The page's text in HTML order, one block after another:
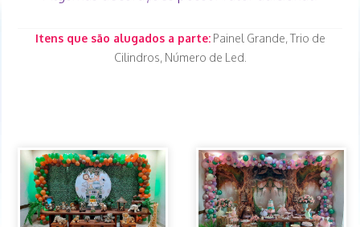
Itens que são alugados a parte:Painel Grande, Trio de
Cilindros, Número de Led.